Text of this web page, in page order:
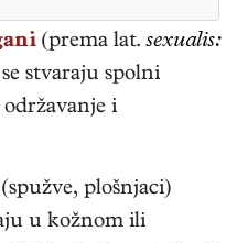
(prema lat. sexualis:
stvaraju spolni
i
plošnjaci)
u kožnom ili